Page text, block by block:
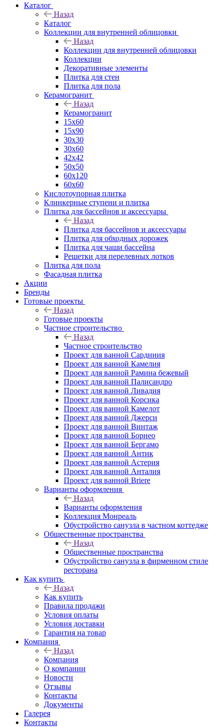
Каталог
Назад
Каталог
Коллекции для внутренней облицовки
Назад
Коллекции для внутренней облицовки
Коллекции
Декоративные элементы
Плитка для стен
Плитка для пола
Керамогранит
Назад
Керамогранит
15х60
15x90
30х30
30х60
42х42
50х50
60х120
60х60
Кислотоупорная плитка
Клинкерные ступени и плитка
Плитка для бассейнов и аксессуары
Назад
Плитка для бассейнов и аксессуары
Плитка для обходных дорожек
Плитка для чаши бассейна
Решетки для перелевных лотков
Плитка для пола
Фасадная плитка
Акции
Бренды
Готовые проекты
Назад
Готовые проекты
Частное строительство
Назад
Частное строительство
Проект для ванной Сардиния
Проект для ванной Камелия
Проект для ванной Рамина бежевый
Проект для ванной Палисандро
Проект для ванной Ливадия
Проект для ванной Корсика
Проект для ванной Камелот
Проект для ванной Джерси
Проект для ванной Винтаж
Проект для ванной Борнео
Проект для ванной Бергамо
Проект для ванной Антик
Проект для ванной Астерия
Проект для ванной Анталия
Проект для ванной Briere
Варианты оформления
Назад
Варианты оформления
Коллекция Монреаль
Обустройство санузла в частном коттедже
Общественные пространства
Назад
Общественные пространства
Обустройство санузла в фирменном стиле
ресторана
Как купить
Назад
Как купить
Правила продажи
Условия оплаты
Условия доставки
Гарантия на товар
Компания
Назад
Компания
О компании
Новости
Отзывы
Контакты
Документы
Галерея
Контакты